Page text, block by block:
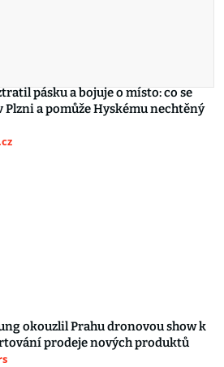
pásku a bojuje o místo: co se
Plzni a pomůže Hyskému nechtěný
okouzlil Prahu dronovou show k
prodeje nových produktů